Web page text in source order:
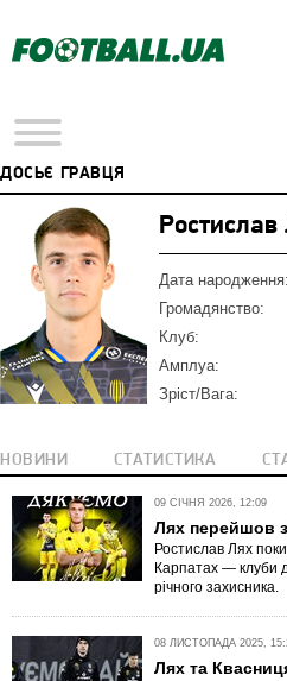
ДОСЬЄ ГРАВЦЯ
Ростислав
Дата народження:
Громадянство:
Клуб:
Амплуа:
Зріст/Вага:
НОВИНИ СТАТИСТИКА
09 СІЧНЯ 2026, 12:09
Лях перейшов
Ростислав Лях
Карпатах — клуби
річного захисника.
08 ЛИСТОПАДА 2025,
Лях та